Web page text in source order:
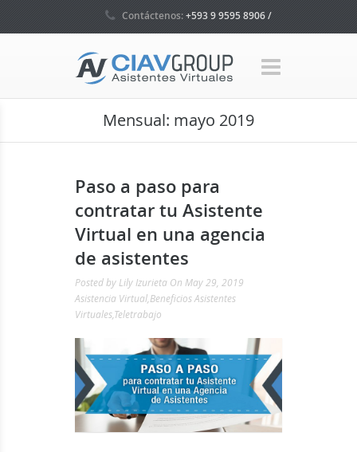
Contáctenos:+593 9 9595 8906 /
Mensual: mayo 2019
Paso a paso para
contratar tu Asistente
Virtual en una agencia
de asistentes
Posted by Lily Izurieta On May 29, 2019
Asistencia Virtual Beneficios Asistentes
VirtualesTeletrabajo